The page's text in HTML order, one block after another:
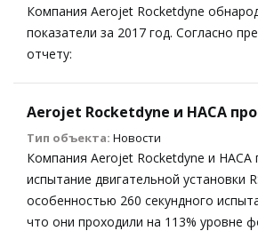
Компания Aerojet Rocketdyne
показатели за 2017 год. Согласно
отчету:
Aerojet Rocketdyne и НАСА
Тип объекта: Новости
Компания Aerojet Rocketdyne и НАСА
испытание двигательной установки
особенностью 260 секундного
что они проходили на 113% уровне